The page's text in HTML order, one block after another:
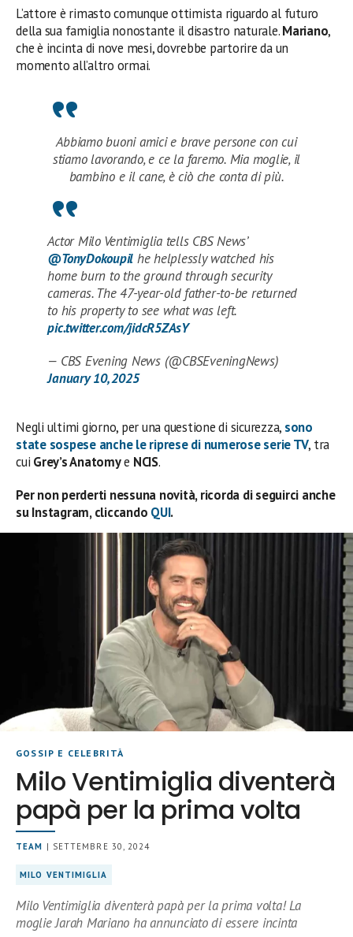
L’attore è rimasto comunque ottimista riguardo al futuro
della sua famiglia nonostante il disastro naturale.Mariano,
che è incinta di nove mesi, dovrebbe partorire da un
momento all’altro ormai.
Abbiamo buoni amici e brave persone con cui
stiamo lavorando, e ce la faremo. Mia moglie, il
bambino e il cane, è ciò che conta di più.
Actor Milo Ventimiglia tells CBS News’
@TonyDokoupil he helplessly watched his
home burn to the ground through security
cameras. The 47-year-old father-to-be returned
to his property to see what was left.
pic.twitter.com/jidcR5ZAsY
— CBS Evening News (@CBSEveningNews)
January 10, 2025
Negli ultimi giorno, per una questione di sicurezza, sono
state sospese anche le riprese di numerose serie TV, tra
cui Grey’s Anatomye NCIS.
Per non perderti nessuna novità, ricorda di seguirci anche
su Instagram, cliccando QUI.
GOSSIP E CELEBRITÀ
Milo Ventimiglia diventerà
papà per la prima volta
TEAM | SETTEMBRE 30, 2024
MILO VENTIMIGLIA
Milo Ventimiglia diventerà papà per la prima volta! La
moglie Jarah Mariano ha annunciato di essere incinta